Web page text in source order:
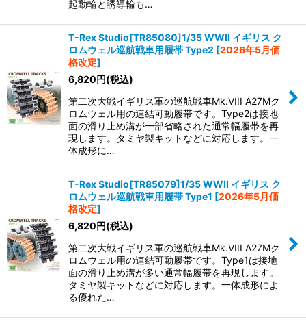
起動輪と誘導輪も…
T-Rex Studio[TR85080]1/35 WWII イギリス ク
ロムウェル巡航戦車用履帯 Type2 [2026年5月価
格改定]
6,820円(税込)
第二次大戦イギリス軍の巡航戦車Mk.VIII A27Mク
ロムウェル用の連結可動履帯です。Type2は接地
面の滑り止め溝が一部省略された通常幅履帯を再
現します。タミヤ製キットなどに対応します。一
体成形に…
T-Rex Studio[TR85079]1/35 WWII イギリス ク
ロムウェル巡航戦車用履帯 Type1 [2026年5月価
格改定]
6,820円(税込)
第二次大戦イギリス軍の巡航戦車Mk.VIII A27Mク
ロムウェル用の連結可動履帯です。Type1は接地
面の滑り止め溝が多い通常幅履帯を再現します。
タミヤ製キットなどに対応します。一体成形によ
る優れた…